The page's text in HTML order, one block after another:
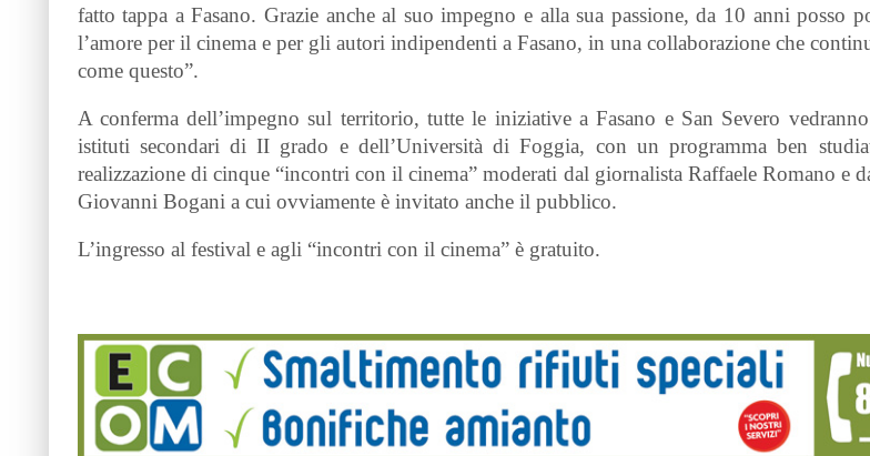
fatto tappa a Fasano. Grazie anche al suo impegno e alla sua passione, da 10 anni posso
l’amore per il cinema e per gli autori indipendenti a Fasano, in una collaborazione che
come questo”.
A conferma dell’impegno sul territorio, tutte le iniziative a Fasano e San Severo
istituti secondari di II grado e dell’Università di Foggia, con un programma ben
realizzazione di cinque “incontri con il cinema” moderati dal giornalista Raffaele Romano e
Giovanni Bogani a cui ovviamente è invitato anche il pubblico.
L’ingresso al festival e agli “incontri con il cinema” è gratuito.